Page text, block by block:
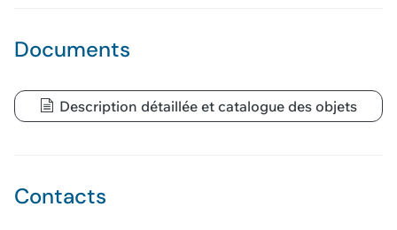
Documents
Description détaillée et catalogue des objets
Contacts